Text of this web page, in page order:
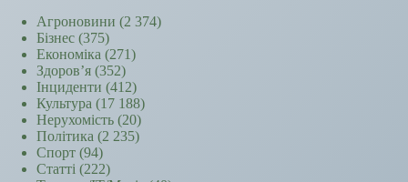
Агроновини (2 374)
Бізнес (375)
Економіка (271)
Здоров’я (352)
Інциденти (412)
Культура (17 188)
Нерухомість (20)
Політика (2 235)
Спорт (94)
Статті (222)